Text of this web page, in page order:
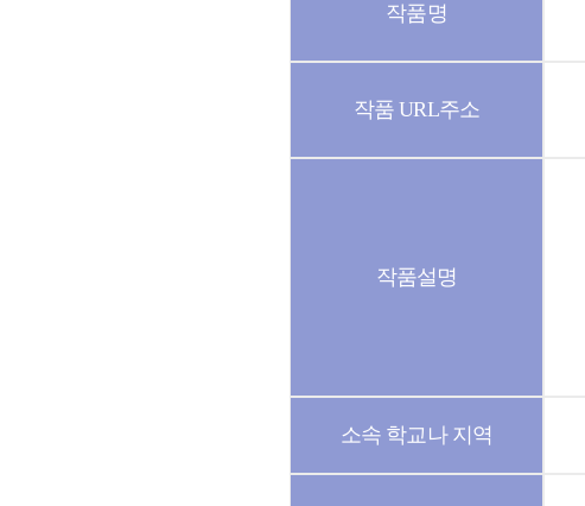
작품명
작품 URL주소
작품설명
소속 학교나 지역